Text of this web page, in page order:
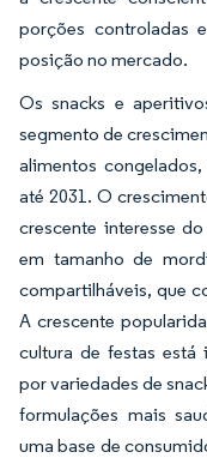
porções controladas
posição no mercado.
Os snacks e
segmento de
alimentos
até 2031. O
crescente interesse
em tamanho de
compartilháveis, que
A crescente
cultura de festas está
por variedades de
formulações mais
uma base de